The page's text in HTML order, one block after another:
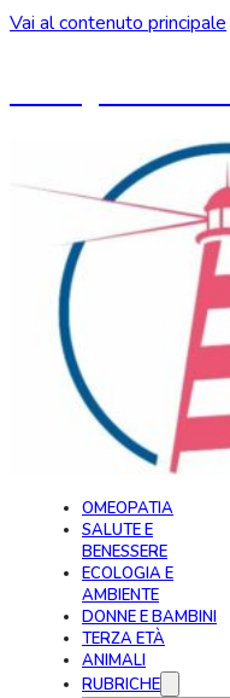
Vai al contenuto principale
OMEOPATIA
SALUTE E
BENESSERE
ECOLOGIA E
AMBIENTE
DONNE E BAMBINI
TERZA ETÀ
ANIMALI
RUBRICHE